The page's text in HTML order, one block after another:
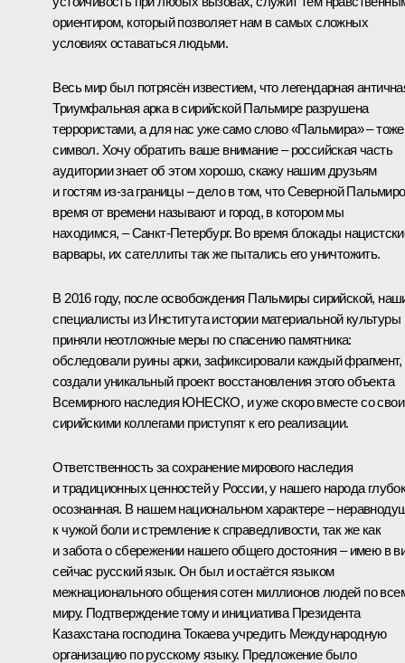
ориентиром, который позволяет нам в самых сложных
условиях оставаться людьми.
Весь мир был потрясён известием, что легендарная
Триумфальная арка в сирийской Пальмире разрушена
террористами, а для нас уже само слово «Пальмира» – тоже
символ. Хочу обратить ваше внимание – российская часть
аудитории знает об этом хорошо, скажу нашим друзьям
и гостям из-за границы – дело в том, что Северной
время от времени называют и город, в котором мы
находимся, – Санкт-Петербург. Во время блокады
варвары, их сателлиты так же пытались его уничтожить.
В 2016 году, после освобождения Пальмиры сирийской,
специалисты из Института истории материальной культуры
приняли неотложные меры по спасению памятника:
обследовали руины арки, зафиксировали каждый фрагмент,
создали уникальный проект восстановления этого объекта
Всемирного наследия ЮНЕСКО, и уже скоро вместе со
сирийскими коллегами приступят к его реализации.
Ответственность за сохранение мирового наследия
и традиционных ценностей у России, у нашего народа
осознанная. В нашем национальном характере –
к чужой боли и стремление к справедливости, так же как
и забота о сбережении нашего общего достояния – имею в
сейчас русский язык. Он был и остаётся языком
межнационального общения сотен миллионов людей по
миру. Подтверждение тому и инициатива Президента
Казахстана господинаТокаеваучредить Международную
организацию по русскому языку. Предложение было